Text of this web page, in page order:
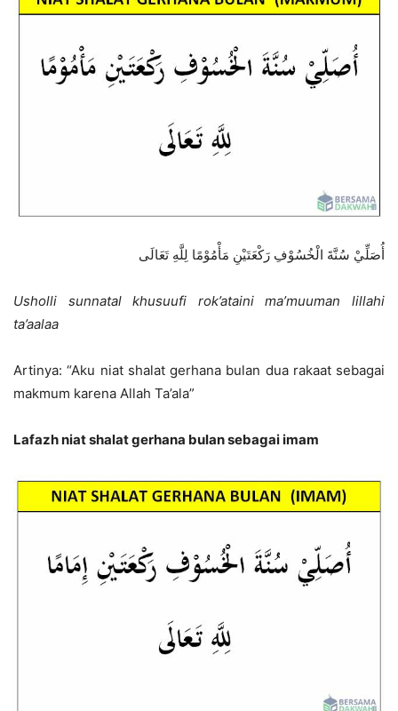
أُصَلِّيْ سُنَّةَ الْخُسُوْفِ رَكْعَتَيْنِ مَأْمُوْمًا لِلَّهِ تَعَالَى
Usholli sunnatal khusuufi rok’ataini ma’muuman lillahi
ta’aalaa
Artinya: “Aku niat shalat gerhana bulan dua rakaat sebagai
makmum karena Allah Ta’ala”
Lafazh niat shalat gerhana bulan sebagai imam